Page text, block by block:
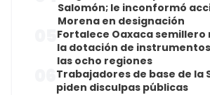
Salomón; le inconformó
Morena en designación
Fortalece Oaxaca semillero
la dotación de
las ocho regiones
Trabajadores de base de la
piden disculpas públicas